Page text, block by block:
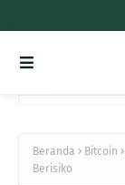
Beranda Bitcoin
Berisiko